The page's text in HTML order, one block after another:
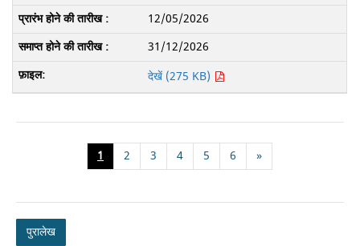
12/05/2026
31/12/2026
देखें (275 KB)
1 2 3 4 5 6 »
पुरालेख